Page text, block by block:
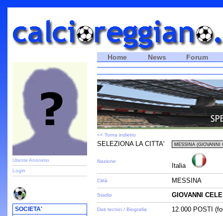
Utente Anonimo
Login
SOCIETA'
Home News Forum
<< Torna indietro
SELEZIONA LA CITTA'
Nazione
Italia
Città MESSINA
Stadio GIOVANNI
Dati tecnici / Biografia
12.000 POSTI